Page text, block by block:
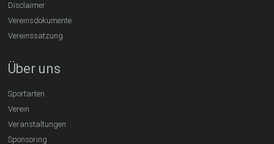
Disclaimer
Vereinsdokumente
Vereinssatzung
Über uns
Sportarten
Verein
Veranstaltungen
Sponsoring